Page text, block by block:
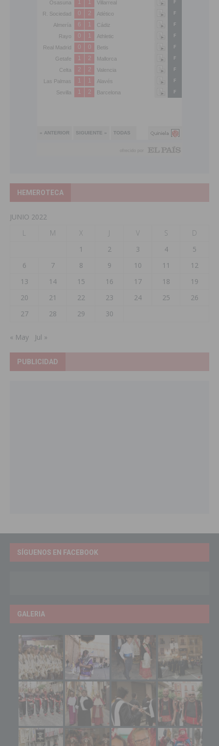
HEMEROTECA
JUNIO 2022
L
M X J V S
D
1
2 3 4
5
6
7 8 9 10 11
12
13
14 15 16 17 18
19
20
21 22 23 24 25
26
27
28 29 30
« May Jul »
PUBLICIDAD
SÍGUENOS EN FACEBOOK
GALERIA